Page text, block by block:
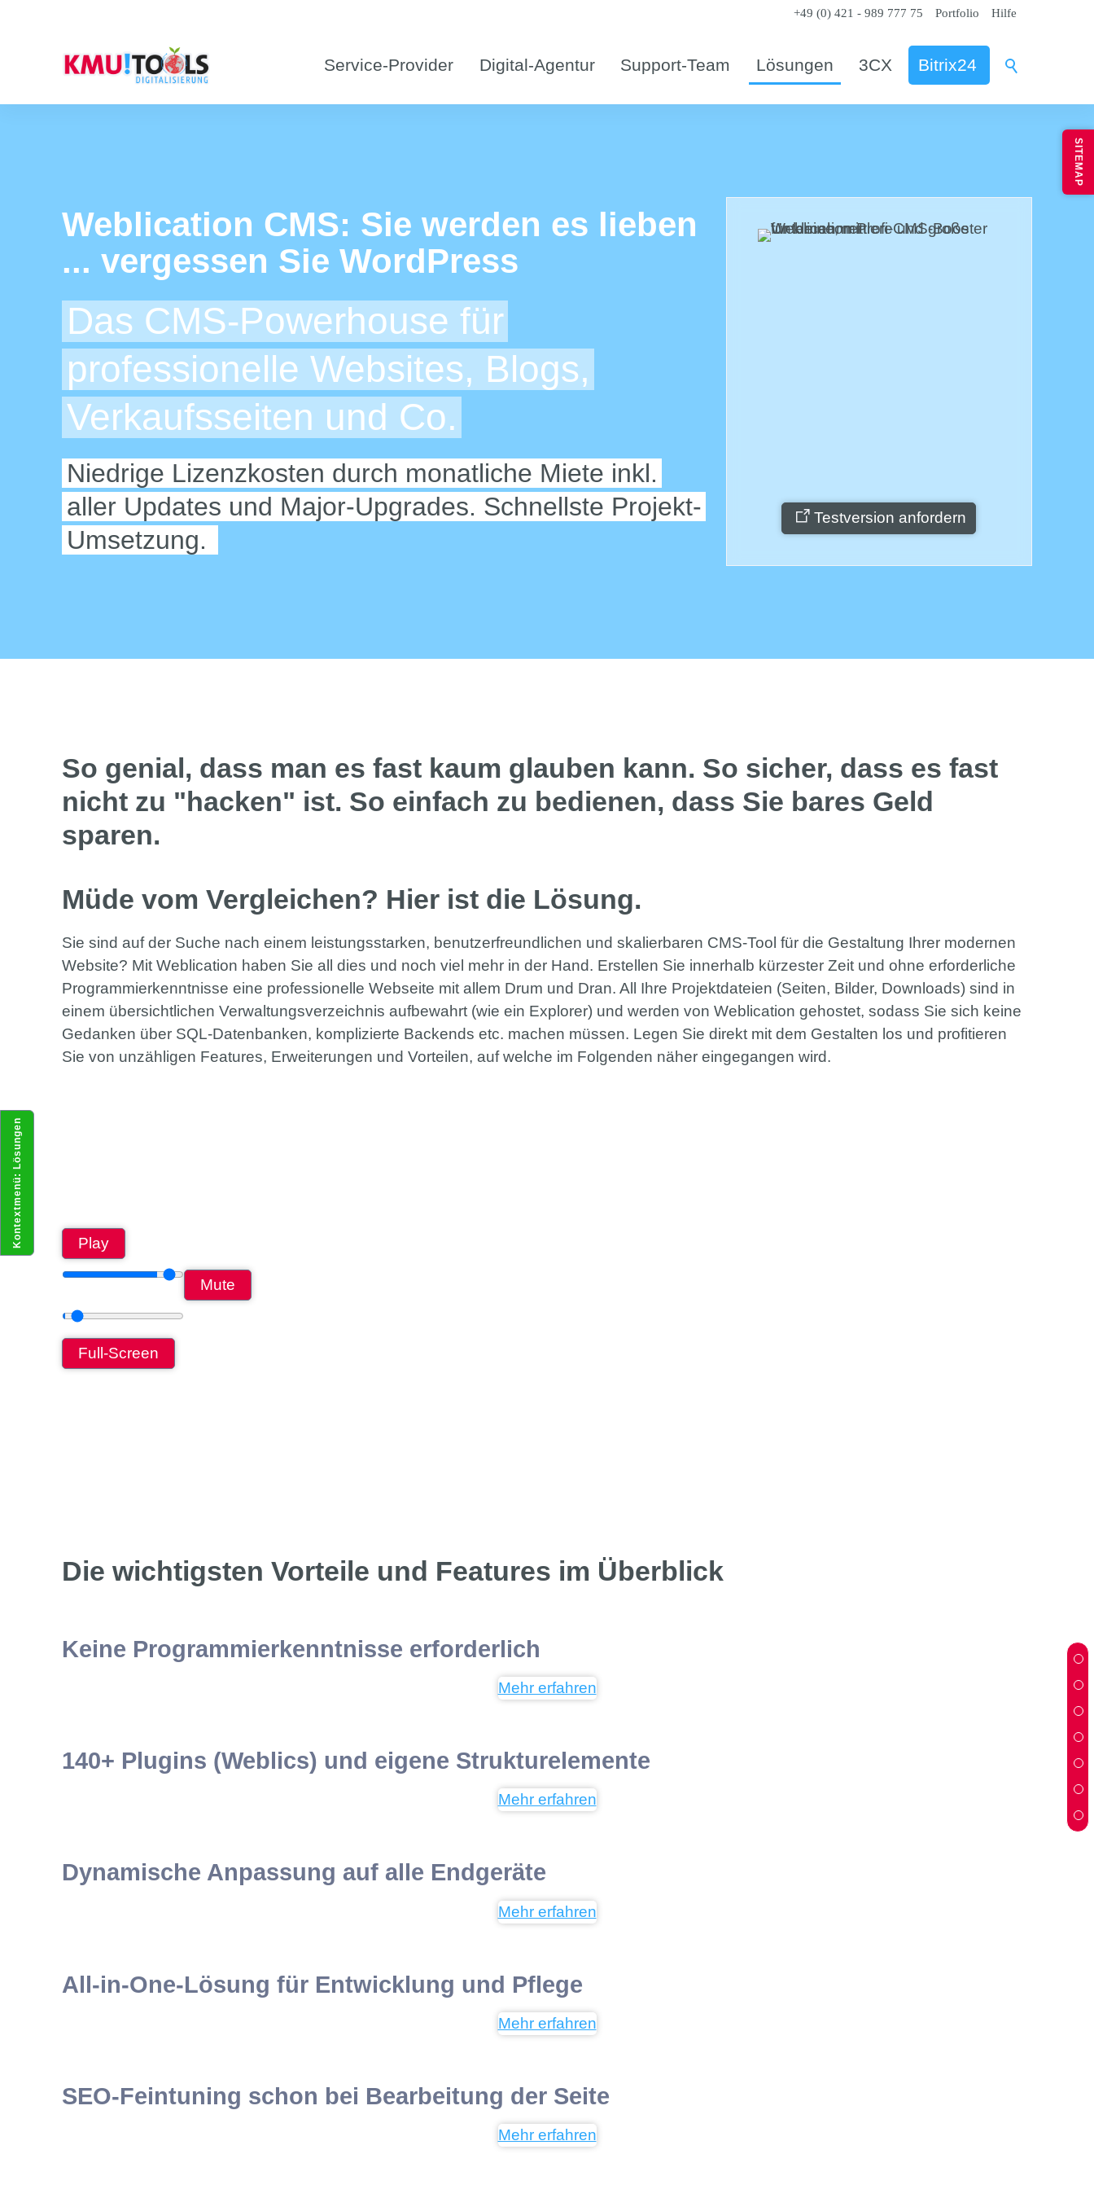
+49 (0) 421 - 989 777 75 Portfolio Hilfe
Service-Provider Digital-Agentur Support-Team Lösungen 3CX Bitrix24
Weblication CMS: Sie werden es lieben
... vergessen Sie WordPress
Das CMS-Powerhouse für
professionelle Websites, Blogs,
Verkaufsseiten und Co.
Niedrige Lizenzkosten durch monatliche Miete inkl.
aller Updates und Major-Upgrades. Schnellste Projekt-
Umsetzung.
Testversion anfordern
SITEMAP
Kontextmenü: Lösungen
So genial, dass man es fast kaum glauben kann. So sicher, dass es fast
nicht zu "hacken" ist. So einfach zu bedienen, dass Sie bares Geld
sparen.
Müde vom Vergleichen? Hier ist die Lösung.
Sie sind auf der Suche nach einem leistungsstarken, benutzerfreundlichen und skalierbaren CMS-Tool für die Gestaltung Ihrer modernen
Website? Mit Weblication haben Sie all dies und noch viel mehr in der Hand. Erstellen Sie innerhalb kürzester Zeit und ohne erforderliche
Programmierkenntnisse eine professionelle Webseite mit allem Drum und Dran. All Ihre Projektdateien (Seiten, Bilder, Downloads) sind in
einem übersichtlichen Verwaltungsverzeichnis aufbewahrt (wie ein Explorer) und werden von Weblication gehostet, sodass Sie sich keine
Gedanken über SQL-Datenbanken, komplizierte Backends etc. machen müssen. Legen Sie direkt mit dem Gestalten los und profitieren
Sie von unzähligen Features, Erweiterungen und Vorteilen, auf welche im Folgenden näher eingegangen wird.
Play
Mute
Full-Screen
Die wichtigsten Vorteile und Features im Überblick
Keine Programmierkenntnisse erforderlich
Mehr erfahren
140+ Plugins (Weblics) und eigene Strukturelemente
Mehr erfahren
Dynamische Anpassung auf alle Endgeräte
Mehr erfahren
All-in-One-Lösung für Entwicklung und Pflege
Mehr erfahren
SEO-Feintuning schon bei Bearbeitung der Seite
Mehr erfahren